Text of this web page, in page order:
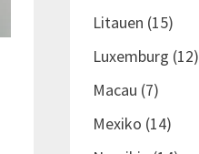
Litauen (15)
Luxemburg (12)
Macau (7)
Mexiko (14)